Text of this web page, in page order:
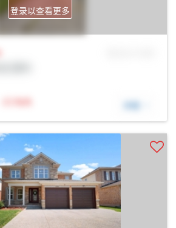
登录以查看更多
N/A 详细